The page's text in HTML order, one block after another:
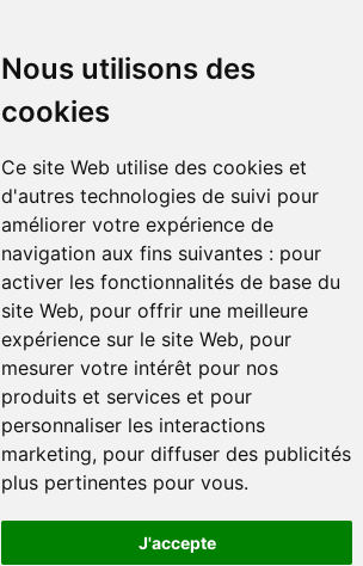
Nous utilisons des
cookies
Ce site Web utilise des cookies et
d'autres technologies de suivi pour
améliorer votre expérience de
navigation aux fins suivantes : pour
activer les fonctionnalités de base du
site Web, pour offrir une meilleure
expérience sur le site Web, pour
mesurer votre intérêt pour nos
produits et services et pour
personnaliser les interactions
marketing, pour diffuser des publicités
plus pertinentes pour vous.
J'accepte